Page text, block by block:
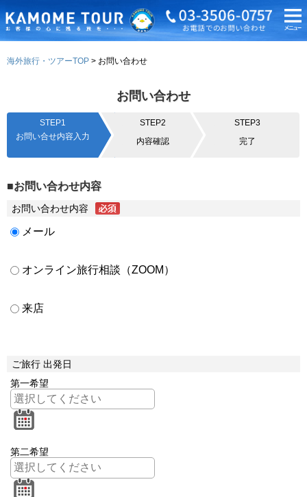
海外旅行・ツアーTOP お問い合わせ
お問い合わせ
STEP1
お問い合せ内容入力
STEP2
内容確認
STEP3
完了
■お問い合わせ内容
お問い合わせ内容
メール
オンライン旅行相談（ZOOM）
来店
ご旅行 出発日
第一希望
第二希望